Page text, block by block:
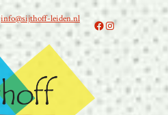
info@sijthoff-leiden.nl Facebook
Instagram